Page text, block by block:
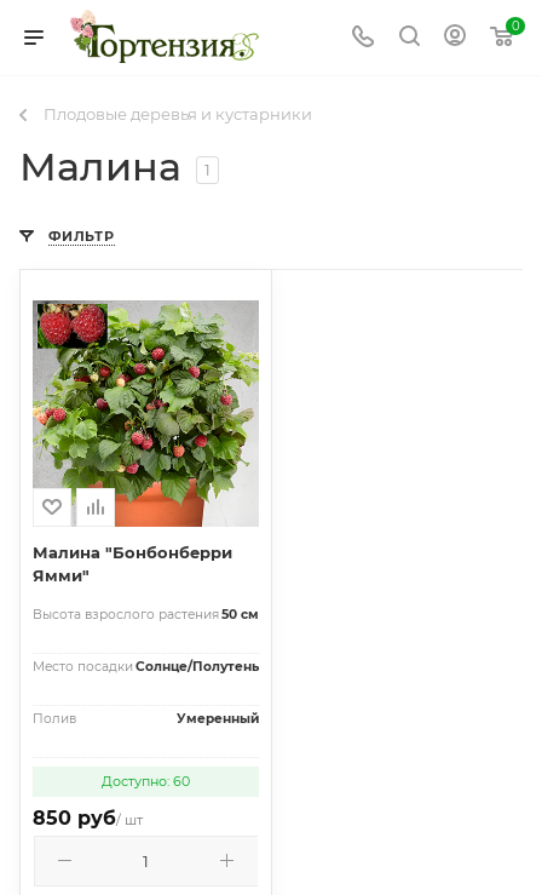
0
Плодовые деревья и кустарники
Малина 1
ФИЛЬТР
Малина "Бонбонберри
Ямми"
Высота взрослого растения50 см
Место посадки Солнце/Полутень
Полив Умеренный
Доступно: 60
850 руб/ шт